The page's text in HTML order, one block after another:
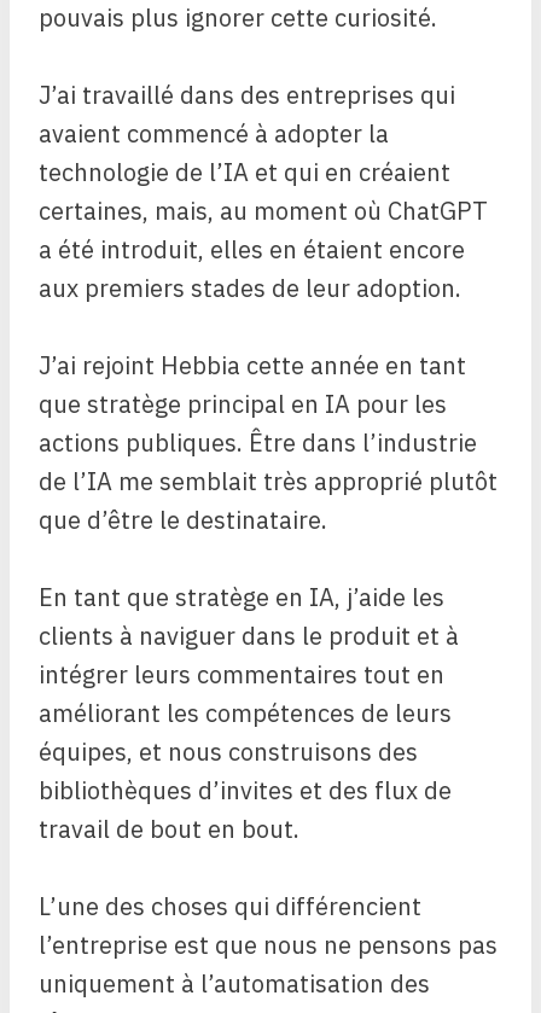
pouvais plus ignorer cette curiosité.
J’ai travaillé dans des entreprises qui
avaient commencé à adopter la
technologie de l’IA et qui en créaient
certaines, mais, au moment où ChatGPT
a été introduit, elles en étaient encore
aux premiers stades de leur adoption.
J’ai rejoint Hebbia cette année en tant
que stratège principal en IA pour les
actions publiques. Être dans l’industrie
de l’IA me semblait très approprié plutôt
que d’être le destinataire.
En tant que stratège en IA, j’aide les
clients à naviguer dans le produit et à
intégrer leurs commentaires tout en
améliorant les compétences de leurs
équipes, et nous construisons des
bibliothèques d’invites et des flux de
travail de bout en bout.
L’une des choses qui différencient
l’entreprise est que nous ne pensons pas
uniquement à l’automatisation des